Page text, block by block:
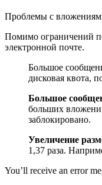
Проблемы с
Помимо ограничений
электронной почте.
Большое
дисковая квота,
Большое
больших
заблокировано.
Увеличение
1,37 раза.
You’ll receive an error